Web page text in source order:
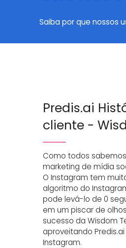
Saiba por que nossos
Predis.ai
cliente -
Como todos
marketing de mídia
O Instagram tem
algoritmo do
pode levá-lo de 0
em um piscar de
sucesso da Wisdom
aproveitando
Instagram.